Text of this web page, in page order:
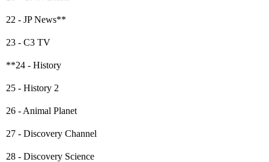
22 - JP News**
23 - C3 TV
**24 - History
25 - History 2
26 - Animal Planet
27 - Discovery Channel
28 - Discovery Science